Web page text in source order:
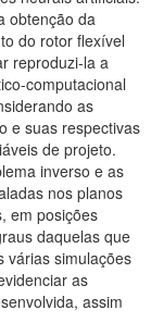
obtenção da
do rotor flexível
reproduzi-la a
computacional
as
e suas respectivas
de projeto.
inverso e as
nos planos
em posições
daquelas que
várias simulações
as
assim